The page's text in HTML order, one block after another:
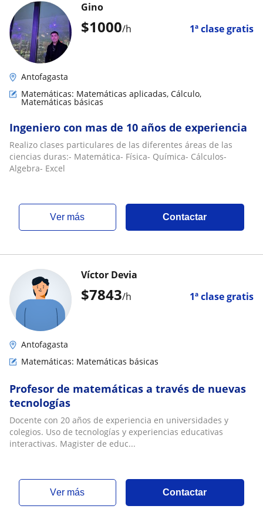
$1000/h 1ª clase gratis
Gino
Antofagasta
Matemáticas: Matemáticas aplicadas, Cálculo,
Matemáticas básicas
Ingeniero con mas de 10 años de experiencia
Realizo clases particulares de las diferentes áreas de las
ciencias duras:- Matemática- Física- Química- Cálculos-
Algebra- Excel
ver más Contactar
$7843/h 1ª clase gratis
Víctor Devia
Antofagasta
Matemáticas: Matemáticas básicas
Profesor de matemáticas a través de nuevas
tecnologías
Docente con 20 años de experiencia en universidades y
colegios. Uso de tecnologías y experiencias educativas
interactivas. Magister de educ...
ver más Contactar